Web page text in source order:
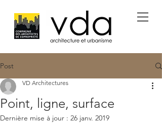
Post
Point, ligne, surface
VD Architectures
Dernière mise à jour : 26 janv. 2019